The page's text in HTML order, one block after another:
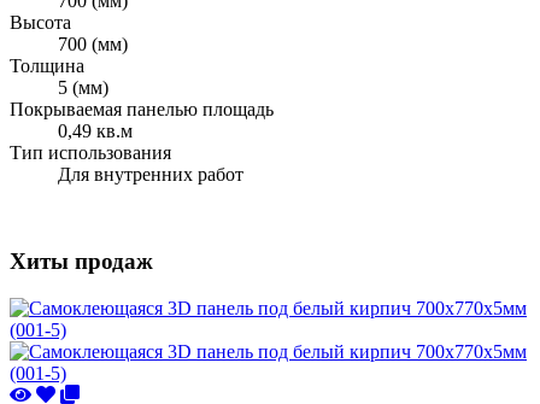
Высота
700 (мм)
Толщина
5 (мм)
Покрываемая панелью площадь
0,49 кв.м
Тип использования
Для внутренних работ
Хиты продаж